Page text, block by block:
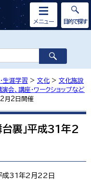
メニュー 目的で探す
生涯学習 > 文化 > 文化施設
演会、講座・ワークショップなど
2月2日開催
台裏」平成31年2
31年2月22日